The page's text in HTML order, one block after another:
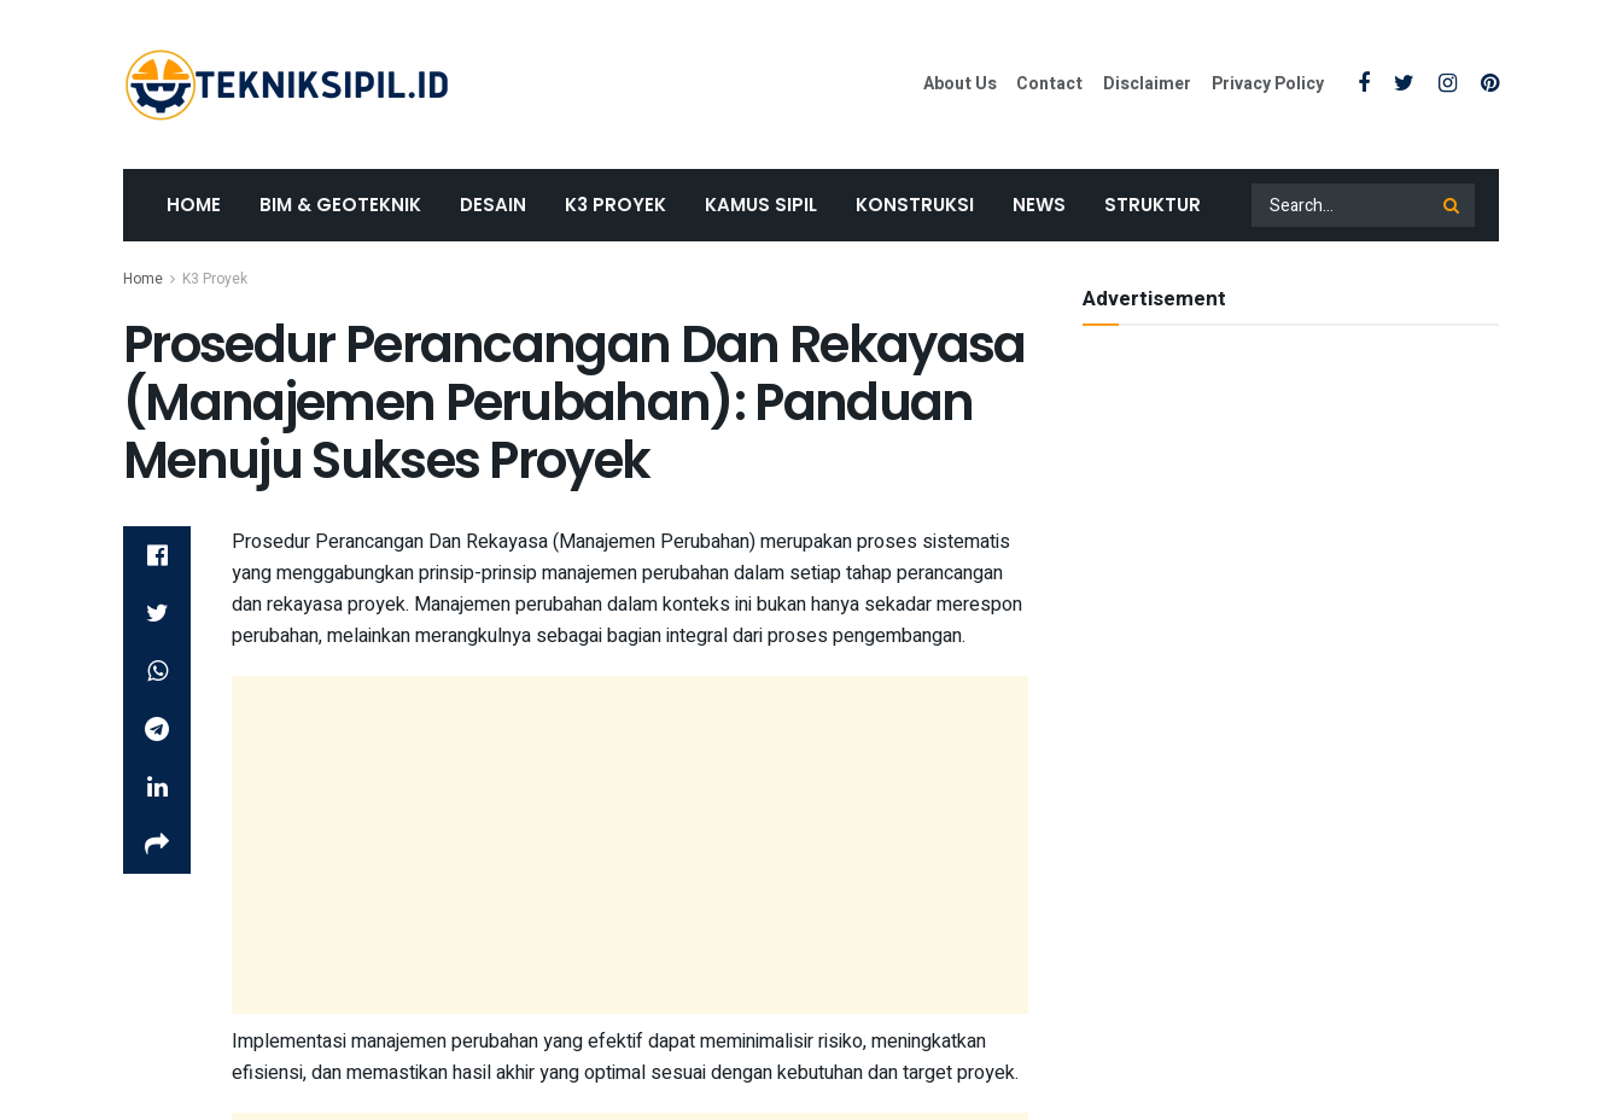
About Us Contact Disclaimer Privacy Policy
HOME BIM & GEOTEKNIK DESAIN K3 PROYEK KAMUS SIPIL KONSTRUKSI NEWS STRUKTUR
Home K3 Proyek
Prosedur Perancangan Dan Rekayasa
(Manajemen Perubahan): Panduan
Menuju Sukses Proyek
Prosedur Perancangan Dan Rekayasa (Manajemen Perubahan) merupakan proses sistematis
yang menggabungkan prinsip-prinsip manajemen perubahan dalam setiap tahap perancangan
dan rekayasa proyek. Manajemen perubahan dalam konteks ini bukan hanya sekadar merespon
perubahan, melainkan merangkulnya sebagai bagian integral dari proses pengembangan.
Implementasi manajemen perubahan yang efektif dapat meminimalisir risiko, meningkatkan
efisiensi, dan memastikan hasil akhir yang optimal sesuai dengan kebutuhan dan target proyek.
Advertisement